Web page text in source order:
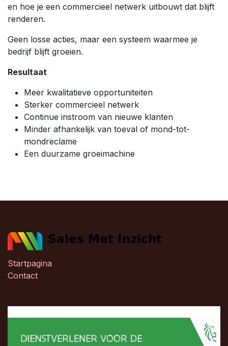
en hoe je een commercieel netwerk uitbouwt dat blijft
renderen.
Geen losse acties, maar een systeem waarmee je
bedrijf blijft groeien.
Resultaat
Meer kwalitatieve opportuniteiten
Sterker commercieel netwerk
Continue instroom van nieuwe klanten
Minder afhankelijk van toeval of mond-tot-
mondreclame
Een duurzame groeimachine
Startpagina
Contact